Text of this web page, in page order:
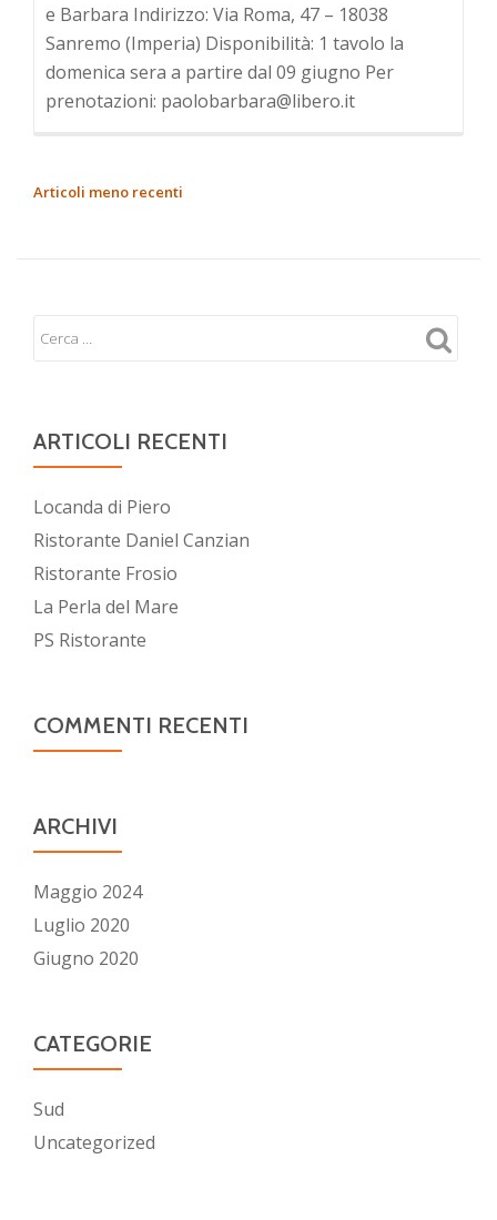
e Barbara Indirizzo: Via Roma, 47 – 18038
Sanremo (Imperia) Disponibilità: 1 tavolo la
domenica sera a partire dal 09 giugno Per
prenotazioni: paolobarbara@libero.it
NAVIGAZIONE
Articoli meno recenti
ARTICOLI RECENTI
Locanda di Piero
Ristorante Daniel Canzian
Ristorante Frosio
La Perla del Mare
PS Ristorante
COMMENTI RECENTI
ARCHIVI
Maggio 2024
Luglio 2020
Giugno 2020
CATEGORIE
Sud
Uncategorized